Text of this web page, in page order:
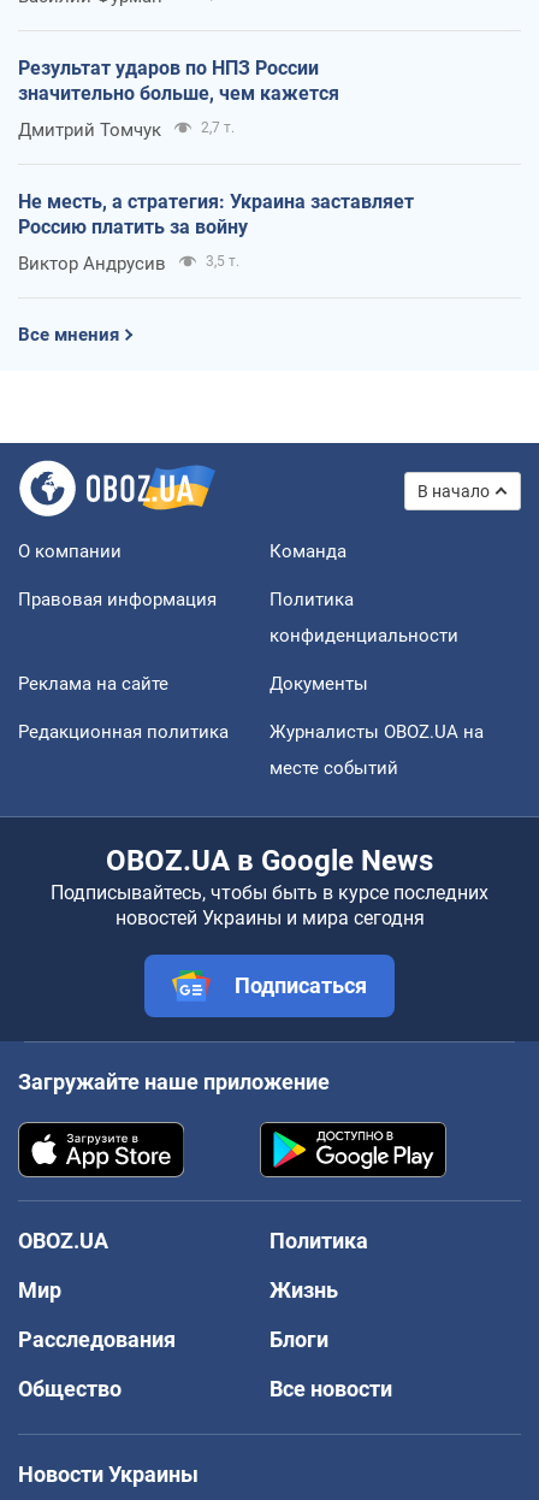
Результат ударов по НПЗ России
значительно больше, чем кажется
Дмитрий Томчук 2,7 т.
Не месть, а стратегия: Украина заставляет
Россию платить за войну
Виктор Андрусив 3,5 т.
Все мнения
В начало
О компании Команда
Правовая информация
Политика
конфиденциальности
Реклама на сайте Документы
Редакционная политика
Журналисты OBOZ.UA на
месте событий
OBOZ.UA в Google News
Подписывайтесь, чтобы быть в курсе последних
новостей Украины и мира сегодня
Подписаться
Загружайте наше приложение
OBOZ.UA
Политика
Мир
Жизнь
Расследования
Блоги
Общество
Все новости
Новости Украины